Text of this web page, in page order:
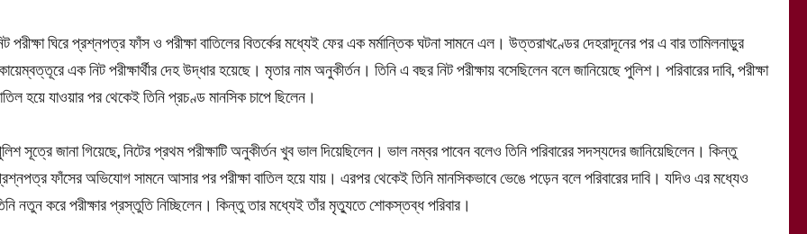
পরীক্ষা ঘিরে প্রশ্নপত্র ফাঁস ও পরীক্ষা বাতিলের বিতর্কের মধ্যেই ফের এক মর্মান্তিক ঘটনা সামনে এল। উত্তরাখণ্ডের দেহরাদূনের পর এ বার তামিলনাড়ুর
এক নিট পরীক্ষার্থীর দেহ উদ্ধার হয়েছে। মৃতার নাম অনুকীর্তন। তিনি এ বছর নিট পরীক্ষায় বসেছিলেন বলে জানিয়েছে পুলিশ। পরিবারের দাবি, পরীক্ষা
হয়ে যাওয়ার পর থেকেই তিনি প্রচণ্ড মানসিক চাপে ছিলেন।
সূত্রে জানা গিয়েছে, নিটের প্রথম পরীক্ষাটি অনুকীর্তন খুব ভাল দিয়েছিলেন। ভাল নম্বর পাবেন বলেও তিনি পরিবারের সদস্যদের জানিয়েছিলেন। কিন্তু
ফাঁসের অভিযোগ সামনে আসার পর পরীক্ষা বাতিল হয়ে যায়। এরপর থেকেই তিনি মানসিকভাবে ভেঙে পড়েন বলে পরিবারের দাবি। যদিও এর মধ্যেও
নতুন করে পরীক্ষার প্রস্তুতি নিচ্ছিলেন। কিন্তু তার মধ্যেই তাঁর মৃত্যুতে শোকস্তব্ধ পরিবার।